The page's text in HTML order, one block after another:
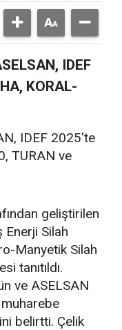
IDEF
KORAL-
IDEF 2025'te
TURAN ve
geliştirilen
Silah
Manyetik Silah
tanıtıldı.
ve ASELSAN
belirtti. Çelik